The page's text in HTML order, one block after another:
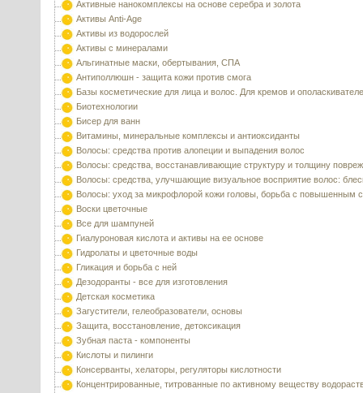
Активные нанокомплексы на основе серебра и золота
Активы Anti-Age
Активы из водорослей
Активы с минералами
Альгинатные маски, обертывания, СПА
Антиполлюшн - защита кожи против смога
Базы косметические для лица и волос. Для кремов и
Биотехнологии
Бисер для ванн
Витамины, минеральные комплексы и антиоксиданты
Волосы: средства против алопеции и выпадения волос
Волосы: средства, восстанавливающие структуру и толщину
Волосы: средства, улучшающие визуальное восприятие волос:
Волосы: уход за микрофлорой кожи головы, борьба с повышенным
Воски цветочные
Все для шампуней
Гиалуроновая кислота и активы на ее основе
Гидролаты и цветочные воды
Гликация и борьба с ней
Дезодоранты - все для изготовления
Детская косметика
Загустители, гелеобразователи, основы
Защита, восстановление, детоксикация
Зубная паста - компоненты
Кислоты и пилинги
Консерванты, хелаторы, регуляторы кислотности
Концентрированные, титрованные по активному веществу